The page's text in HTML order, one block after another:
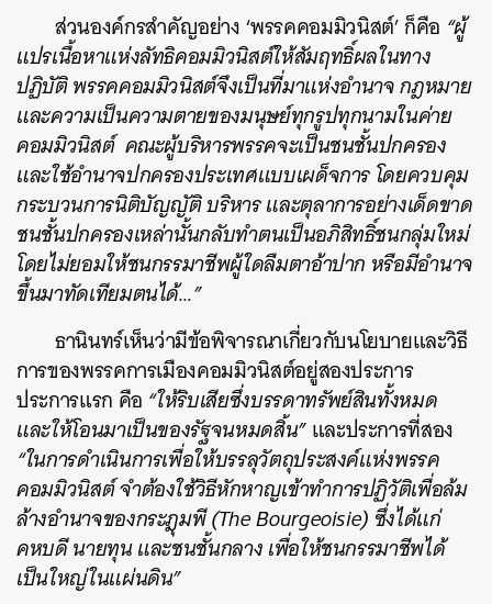
ส่วนองค์กรสำคัญอย่าง ‘พรรคคอมมิวนิสต์’ ก็คือ “ผู้
แปรเนื้อหาแห่งลัทธิคอมมิวนิสต์ให้สัมฤทธิ์ผลในทาง
ปฏิบัติ พรรคคอมมิวนิสต์จึงเป็นที่มาแห่งอำนาจ กฎหมาย
และความเป็นความตายของมนุษย์ทุกรูปทุกนามในค่าย
คอมมิวนิสต์ คณะผู้บริหารพรรคจะเป็นชนชั้นปกครอง
และใช้อำนาจปกครองประเทศแบบเผด็จการ โดยควบคุม
กระบวนการนิติบัญญัติ บริหาร และตุลาการอย่างเด็ดขาด
ชนชั้นปกครองเหล่านั้นกลับทำตนเป็นอภิสิทธิ์ชนกลุ่มใหม่
โดยไม่ยอมให้ชนกรรมาชีพผู้ใดลืมตาอ้าปาก หรือมีอำนาจ
ขึ้นมาทัดเทียมตนได้…”
ธานินทร์เห็นว่ามีข้อพิจารณาเกี่ยวกับนโยบายและวิธี
การของพรรคการเมืองคอมมิวนิสต์อยู่สองประการ
ประการแรก คือ “ให้ริบเสียซึ่งบรรดาทรัพย์สินทั้งหมด
และให้โอนมาเป็นของรัฐจนหมดสิ้น”และประการที่สอง
“ในการดำเนินการเพื่อให้บรรลุวัตถุประสงค์แห่งพรรค
คอมมิวนิสต์ จำต้องใช้วิธีหักหาญเข้าทำการปฏิวัติเพื่อล้ม
ล้างอำนาจของกระฎุมพี (The Bourgeoisie) ซึ่งได้แก่
คหบดี นายทุน และชนชั้นกลาง เพื่อให้ชนกรรมาชีพได้
เป็นใหญ่ในแผ่นดิน”